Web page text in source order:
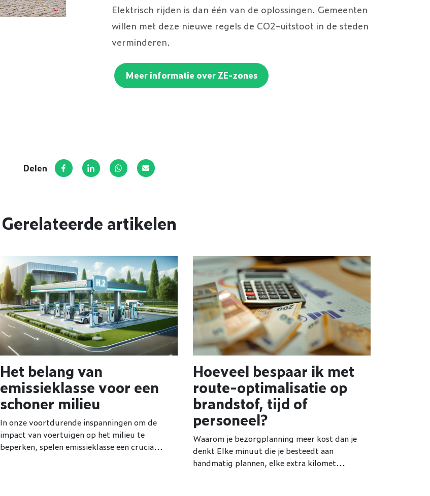
Elektrisch rijden is dan één van de oplossingen. Gemeenten
willen met deze nieuwe regels de CO2-uitstoot in de steden
verminderen.
Meer informatie over ZE-zones
Delen Deel op Facebook
Deel via LinkedIn
Deel via WhatsApp
Deel via E-mail
Gerelateerde artikelen
Het belang van
emissieklasse voor een
schoner milieu
In onze voortdurende inspanningen om de
impact van voertuigen op het milieu te
beperken, spelen emissieklasse een crucia...
Hoeveel bespaar ik met
route-optimalisatie op
brandstof, tijd of
personeel?
Waarom je bezorgplanning meer kost dan je
denkt Elke minuut die je besteedt aan
handmatig plannen, elke extra kilomet...